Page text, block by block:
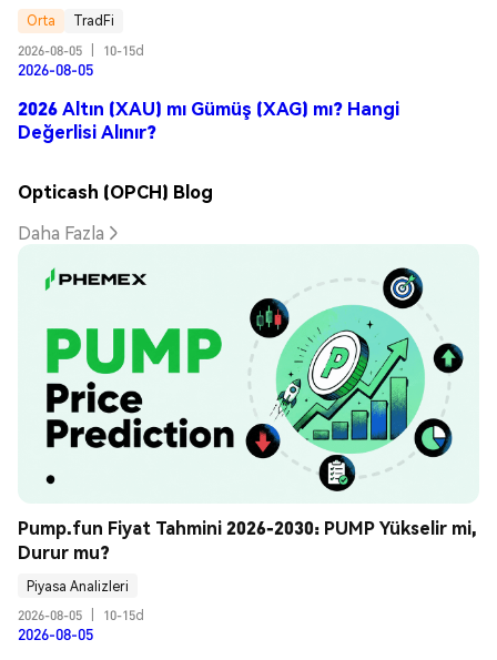
Orta
TradFi
2026-08-05
10-15d
2026-08-05
2026 Altın (XAU) mı Gümüş (XAG) mı? Hangi
Değerlisi Alınır?
Opticash (OPCH) Blog
Daha Fazla
Pump.fun Fiyat Tahmini 2026-2030: PUMP Yükselir mi,
Durur mu?
Piyasa Analizleri
2026-08-05
10-15d
2026-08-05